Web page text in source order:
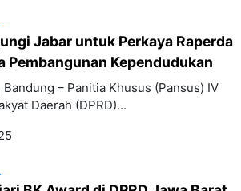
Jabar untuk Perkaya Raperda
Pembangunan Kependudukan
Bandung – Panitia Khusus (Pansus) IV
Daerah (DPRD)...